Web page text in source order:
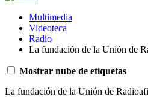
Multimedia
Videoteca
Radio
La fundación de la Unión de
Mostrar nube de etiquetas
La fundación de la Unión de